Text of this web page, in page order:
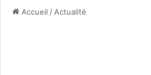
Accueil / Actualité